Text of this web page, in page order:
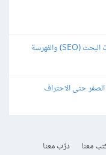
حتى الاحتراف
معنا
درّب معنا